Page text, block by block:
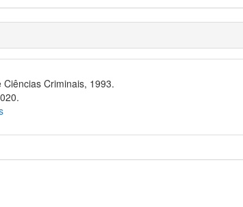
Criminais, 1993.